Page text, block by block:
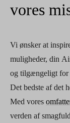
vores
Vi ønsker at
muligheder, din
og tilgængeligt for
Det bedste af det
Med vores
verden af